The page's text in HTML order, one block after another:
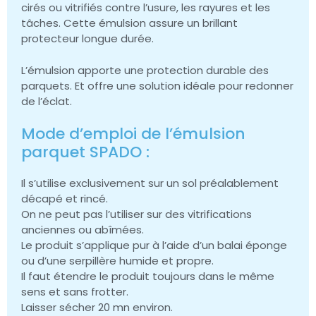
cirés ou vitrifiés contre l’usure, les rayures et les
tâches. Cette émulsion assure un brillant
protecteur longue durée.
L’émulsion apporte une protection durable des
parquets. Et offre une solution idéale pour redonner
de l’éclat.
Mode d’emploi de l’émulsion
parquet SPADO :
Il s’utilise exclusivement sur un sol préalablement
décapé et rincé.
On ne peut pas l’utiliser sur des vitrifications
anciennes ou abîmées.
Le produit s’applique pur à l’aide d’un balai éponge
ou d’une serpillère humide et propre.
Il faut étendre le produit toujours dans le même
sens et sans frotter.
Laisser sécher 20 mn environ.